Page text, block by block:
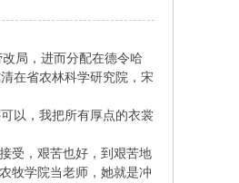
局，进而分配在德令哈
在省农林科学研究院，宋
以，我把所有厚点的衣裳
受，艰苦也好，到艰苦地
牧学院当老师，她就是冲